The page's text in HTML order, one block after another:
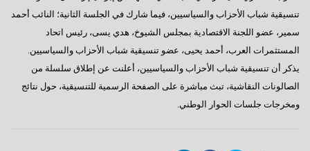
تنسيقية شباب الأحزاب والسياسيين، فيما شارك في الجلسة الثانية؛ النائب أحمد
سمير، عضو اللجنة الاقتصادية بمجلس الشيوخ، هدي يسى، رئيس اتحاد
المستثمرات العرب، أحمد يحيى، عضو تنسيقية شباب الأحزاب والسياسيين.
يذكر أن تنسيقية شباب الأحزاب والسياسيين، أعلنت عن إطلاق سلسلة من
الصالونات النقاشية، تبث مباشرة على الصفحة الرسمية للتنسيقية، حول نتائج
ومخرجات جلسات الحوار الوطني.